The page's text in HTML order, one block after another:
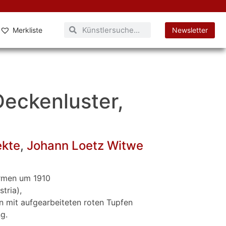
Merkliste Newsletter
, Johann Loetz Witwe
um 1910
mit aufgearbeiteten roten Tupfen